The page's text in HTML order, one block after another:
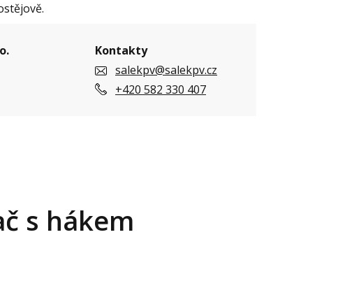
Kontakty
salekpv@salekpv.cz
+420 582 330 407
s hákem